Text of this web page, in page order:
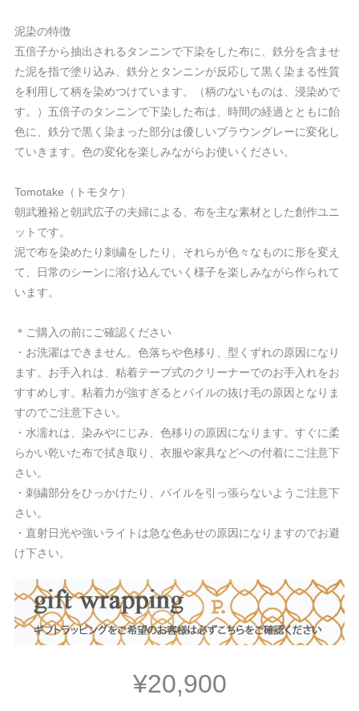
泥染の特徴
五倍子から抽出されるタンニンで下染をした布に、鉄分を含ませ
た泥を指で塗り込み、鉄分とタンニンが反応して黒く染まる性質
を利用して柄を染めつけています。（柄のないものは、浸染めで
す。）五倍子のタンニンで下染した布は、時間の経過とともに飴
色に、鉄分で黒く染まった部分は優しいブラウングレーに変化し
ていきます。色の変化を楽しみながらお使いください。
Tomotake（トモタケ）
朝武雅裕と朝武広子の夫婦による、布を主な素材とした創作ユニ
ットです。
泥で布を染めたり刺繍をしたり、それらが色々なものに形を変え
て、日常のシーンに溶け込んでいく様子を楽しみながら作られて
います。
＊ご購入の前にご確認ください
・お洗濯はできません。色落ちや色移り、型くずれの原因になり
ます。お手入れは、粘着テープ式のクリーナーでのお手入れをお
すすめしす。粘着力が強すぎるとパイルの抜け毛の原因となりま
すのでご注意下さい。
・水濡れは、染みやにじみ、色移りの原因になります。すぐに柔
らかい乾いた布で拭き取り、衣服や家具などへの付着にご注意下
さい。
・刺繍部分をひっかけたり、パイルを引っ張らないようご注意下
さい。
・直射日光や強いライトは急な色あせの原因になりますのでお避
け下さい。
¥20,900